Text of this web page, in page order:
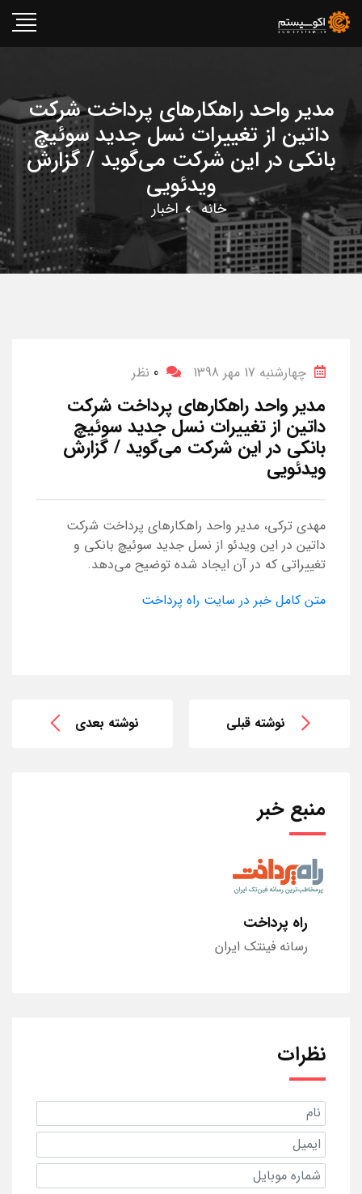
مدیر واحد راهکارهای پرداخت شرکت
داتین از تغییرات نسل جدید سوئیچ
بانکی در این شرکت می‌گوید / گزارش
ویدئویی
خانه اخبار
چهارشنبه 17 مهر 1398 0 نظر
مدیر واحد راهکارهای پرداخت شرکت
داتین از تغییرات نسل جدید سوئیچ
بانکی در این شرکت می‌گوید / گزارش
ویدئویی
مهدی ترکی، مدیر واحد راهکارهای پرداخت شرکت
داتین در این ویدئو از نسل جدید سوئیچ بانکی و
تغییراتی که در آن ایجاد شده توضیح می‌دهد.
متن کامل خبر در سایت راه پرداخت
نوشته قبلی نوشته بعدی
منبع خبر
راه پرداخت
رسانه فینتک ایران
نظرات